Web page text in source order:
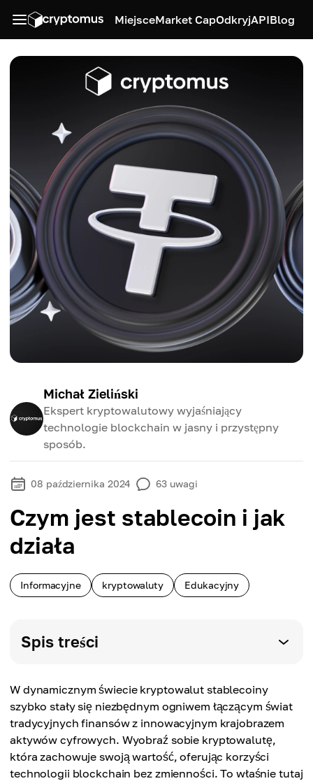
MiejsceMarket CapOdkryjAPIBlog
Michał Zieliński
Ekspert kryptowalutowy wyjaśniający
technologie blockchain w jasny i przystępny
sposób.
08 października 2024 63 uwagi
Czym jest stablecoin i jak
działa
Informacyjne kryptowaluty Edukacyjny
Spis treści
W dynamicznym świecie kryptowalut stablecoiny
szybko stały się niezbędnym ogniwem łączącym świat
tradycyjnych finansów z innowacyjnym krajobrazem
aktywów cyfrowych. Wyobraź sobie kryptowalutę,
która zachowuje swoją wartość, oferując korzyści
technologii blockchain bez zmienności. To właśnie tutaj